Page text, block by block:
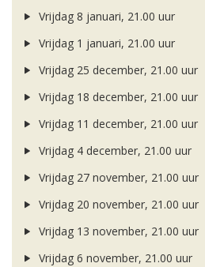
Vrijdag 8 januari, 21.00 uur
Vrijdag 1 januari, 21.00 uur
Vrijdag 25 december, 21.00 uur
Vrijdag 18 december, 21.00 uur
Vrijdag 11 december, 21.00 uur
Vrijdag 4 december, 21.00 uur
Vrijdag 27 november, 21.00 uur
Vrijdag 20 november, 21.00 uur
Vrijdag 13 november, 21.00 uur
Vrijdag 6 november, 21.00 uur